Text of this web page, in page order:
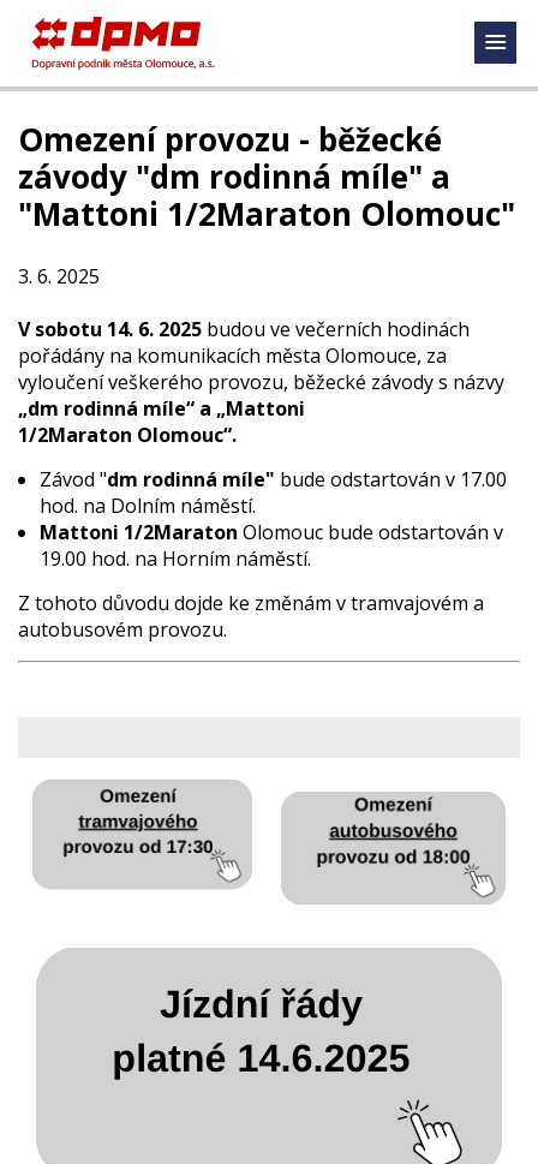
Omezení provozu - běžecké
závody "dm rodinná míle" a
"Mattoni 1/2Maraton Olomouc"
3. 6. 2025
V sobotu 14. 6. 2025 budou ve večerních hodinách
pořádány na komunikacích města Olomouce, za
vyloučení veškerého provozu, běžecké závody s názvy
„dm rodinná míle“ a „Mattoni
1/2Maraton Olomouc“.
Závod "dm rodinná míle" bude odstartován v 17.00
hod. na Dolním náměstí.
Mattoni 1/2Maraton Olomouc bude odstartován v
19.00 hod. na Horním náměstí.
Z tohoto důvodu dojde ke změnám v tramvajovém a
autobusovém provozu.